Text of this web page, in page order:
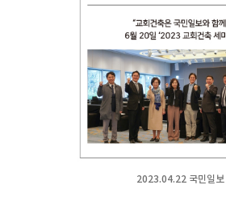
2023.04.22 국민일보